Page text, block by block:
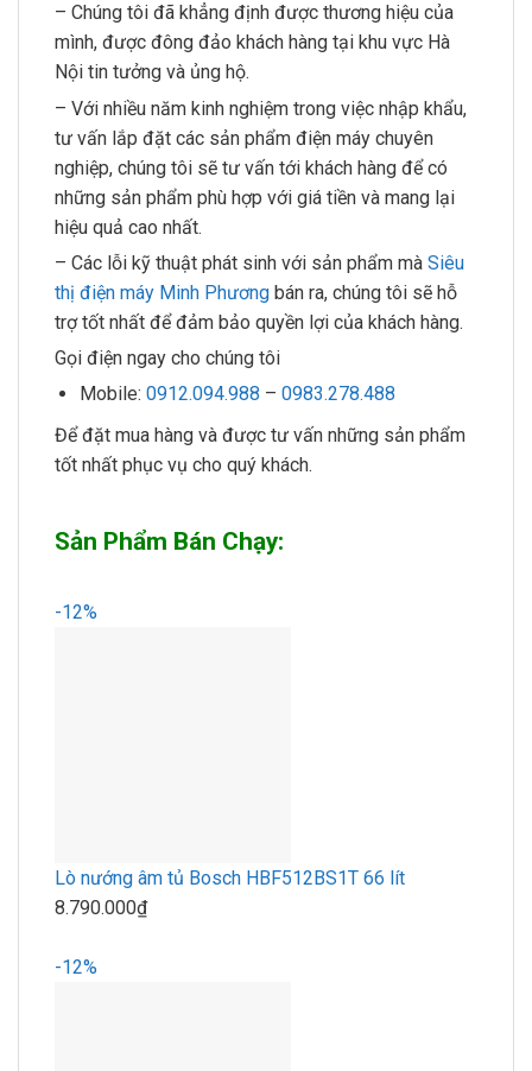
– Chúng tôi đã khẳng định được thương hiệu của
mình, được đông đảo khách hàng tại khu vực Hà
Nội tin tưởng và ủng hộ.
– Với nhiều năm kinh nghiệm trong việc nhập khẩu,
tư vấn lắp đặt các sản phẩm điện máy chuyên
nghiệp, chúng tôi sẽ tư vấn tới khách hàng để có
những sản phẩm phù hợp với giá tiền và mang lại
hiệu quả cao nhất.
– Các lỗi kỹ thuật phát sinh với sản phẩm mà Siêu
thị điện máy Minh Phương bán ra, chúng tôi sẽ hỗ
trợ tốt nhất để đảm bảo quyền lợi của khách hàng.
Gọi điện ngay cho chúng tôi
Mobile: 0912.094.988 – 0983.278.488
Để đặt mua hàng và được tư vấn những sản phẩm
tốt nhất phục vụ cho quý khách.
Sản Phẩm Bán Chạy:
-12%
Lò nướng âm tủ Bosch HBF512BS1T 66 lít
8.790.000₫
-12%